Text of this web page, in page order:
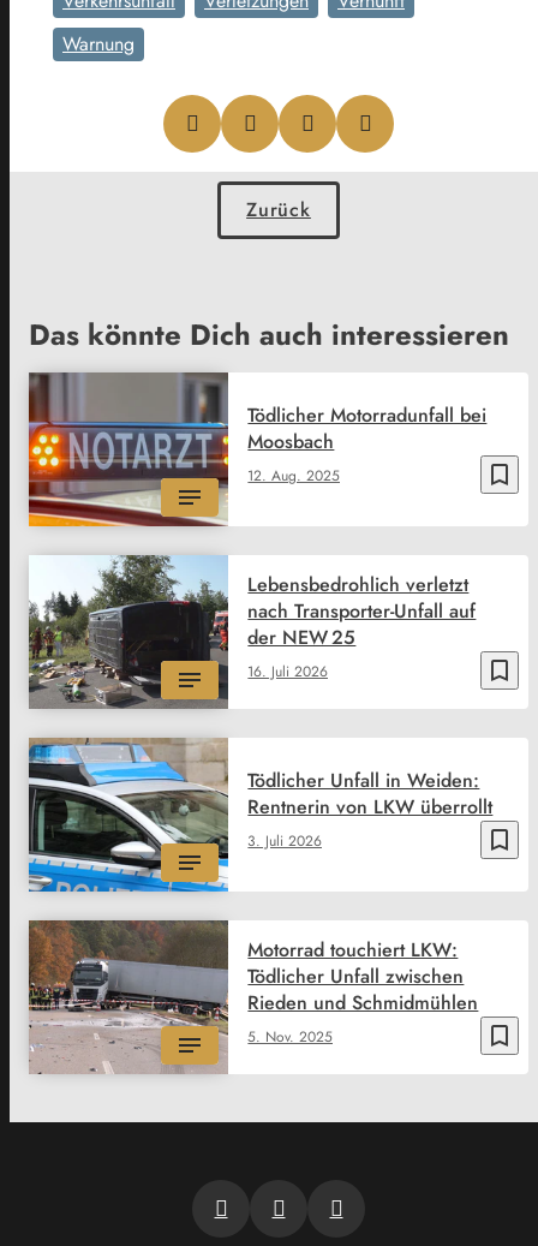
Warnung
Zurück
Das könnte Dich auch interessieren
bookmark_border
12. Aug. 2025
Tödlicher Motorradunfall bei
Moosbach
bookmark_border
16. Juli 2026
Lebensbedrohlich verletzt
nach Transporter-Unfall auf
der NEW 25
bookmark_border
3. Juli 2026
Tödlicher Unfall in Weiden:
Rentnerin von LKW überrollt
bookmark_border
5. Nov. 2025
Motorrad touchiert LKW:
Tödlicher Unfall zwischen
Rieden und Schmidmühlen